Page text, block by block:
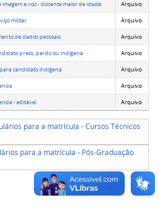
imagem e voz - discente maior de idade Arquivo
militar Arquivo
de dados pessoais Arquivo
preto, pardo ou indígena Arquivo
candidato indígena Arquivo
Arquivo
- editável Arquivo
para a matrícula - Cursos Técnicos
para a matrícula - Pós-Graduação